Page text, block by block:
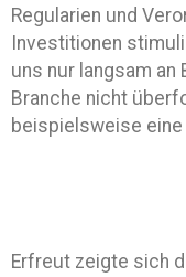
Regularien und
Investitionen
uns nur langsam an
Branche nicht
beispielsweise eine
Erfreut zeigte sich